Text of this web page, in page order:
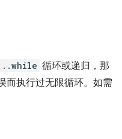
循环或递归，那
而执行过无限循环。如需